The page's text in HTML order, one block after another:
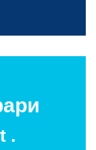
.